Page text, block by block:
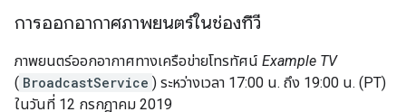
การออกอากาศภาพยนตร์ในช่องทีวี
ภาพยนตร์ออกอากาศทางเครือข่ายโทรทัศน์ Example TV
( BroadcastService ) ระหว่างเวลา 17:00 น. ถึง 19:00 น. (PT)
ในวันที่ 12 กรกฎาคม 2019